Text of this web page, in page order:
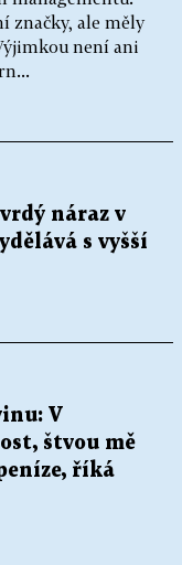
značky, ale měly
není ani
náraz v
s vyšší
V
štvou mě
říká